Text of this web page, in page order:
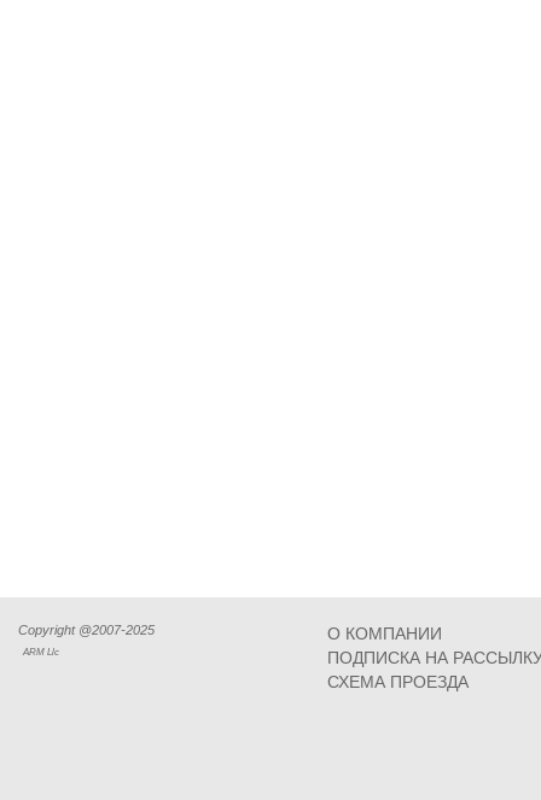
Copyright @2007-2025
ARM Llc
О КОМПАНИИ
ПОДПИСКА НА
СХЕМА ПРОЕЗДА